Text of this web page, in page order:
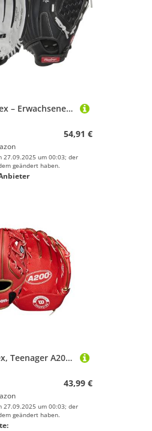
Rawlings Unisex – Erwachsene RSB130GB-0/3 13 BSK/NFC Softball-Handschuh, Schwarz/Grau, 13 inch
54,91 €
um 00:03; der
geändert haben.
WILSON Unisex, Teenager A200 EZ Catch T-Ball Handschuh, Rot/Metallic Gold, 9"
43,99 €
um 00:03; der
geändert haben.